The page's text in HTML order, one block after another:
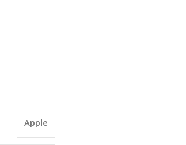
Apple